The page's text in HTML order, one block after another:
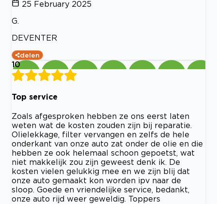
25 February 2025
G.
DEVENTER
delen
10
Top service
Zoals afgesproken hebben ze ons eerst laten
weten wat de kosten zouden zijn bij reparatie.
Olielekkage, filter vervangen en zelfs de hele
onderkant van onze auto zat onder de olie en die
hebben ze ook helemaal schoon gepoetst, wat
niet makkelijk zou zijn geweest denk ik. De
kosten vielen gelukkig mee en we zijn blij dat
onze auto gemaakt kon worden ipv naar de
sloop. Goede en vriendelijke service, bedankt,
onze auto rijd weer geweldig. Toppers